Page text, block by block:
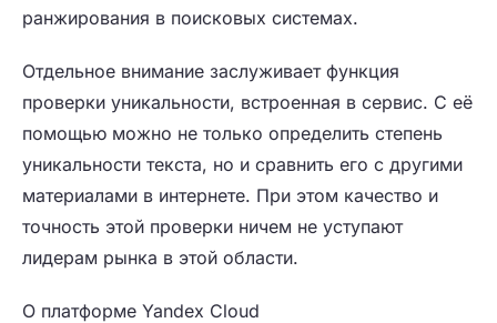
ранжирования в поисковых системах.
Отдельное внимание заслуживает функция
проверки уникальности, встроенная в сервис. С её
помощью можно не только определить степень
уникальности текста, но и сравнить его с другими
материалами в интернете. При этом качество и
точность этой проверки ничем не уступают
лидерам рынка в этой области.
О платформе Yandex Cloud